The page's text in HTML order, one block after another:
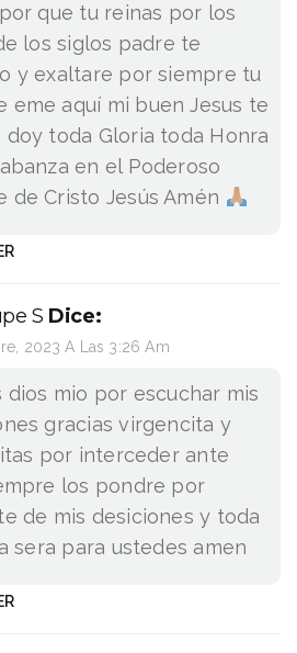
que tu reinas por los
los siglos padre te
y exaltare por siempre tu
eme aquí mi buen Jesus te
doy toda Gloria toda Honra
en el Poderoso
de Cristo Jesús Amén
S Dice:
2023 A Las 3:26 Am
dios mio por escuchar mis
gracias virgencita y
por interceder ante
los pondre por
de mis desiciones y toda
sera para ustedes amen